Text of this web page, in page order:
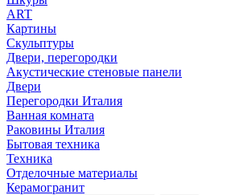
ART
Картины
Скульптуры
Двери, перегородки
Акустические стеновые панели
Двери
Перегородки Италия
Ванная комната
Раковины Италия
Бытовая техника
Техника
Отделочные материалы
Керамогранит